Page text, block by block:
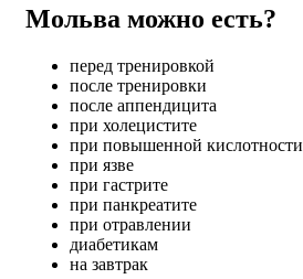
Мольва можно есть?
перед тренировкой
после тренировки
после аппендицита
при холецистите
при повышенной кислотности
при язве
при гастрите
при панкреатите
при отравлении
диабетикам
на завтрак